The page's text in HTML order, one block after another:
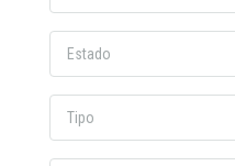
Estado
Tipo